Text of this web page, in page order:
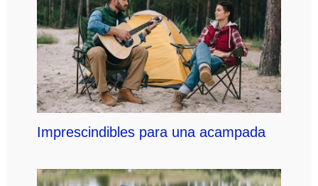
Imprescindibles para una acampada